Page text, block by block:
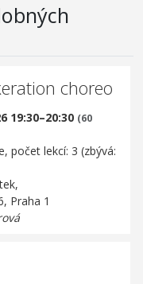
choreo
19:30–20:30 (60
počet lekcí: 3 (zbývá:
Praha 1